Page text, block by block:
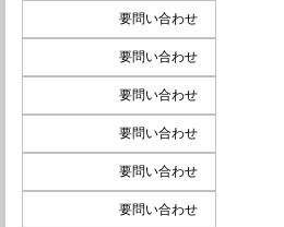
要問い合わせ
要問い合わせ
要問い合わせ
要問い合わせ
要問い合わせ
要問い合わせ